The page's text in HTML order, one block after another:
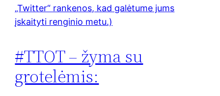
„Twitter“ rankenos, kad galėtume jums
įskaityti renginio metu.)
#TTOT – žyma su
grotelėmis: